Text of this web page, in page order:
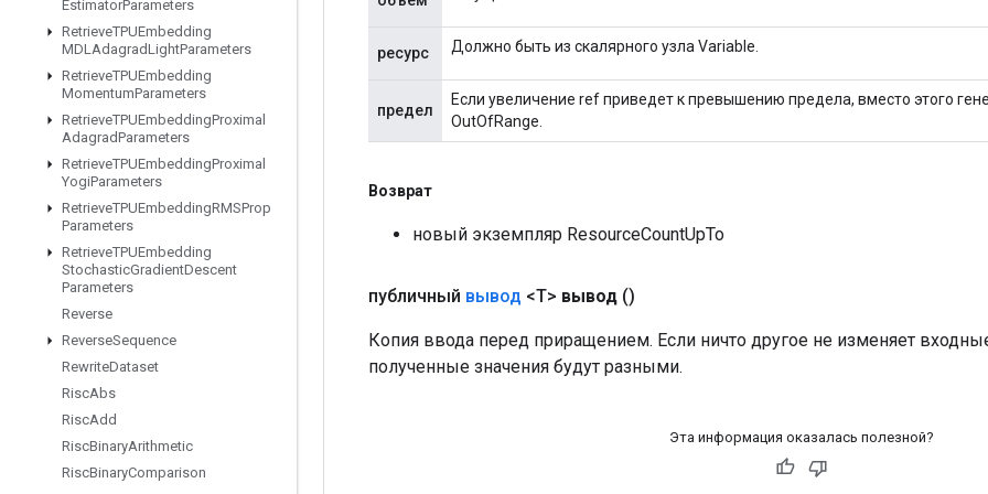
EstimatorParameters
RetrieveTPUEmbedding
MDLAdagradLightParameters
RetrieveTPUEmbedding
MomentumParameters
RetrieveTPUEmbeddingProximal
AdagradParameters
RetrieveTPUEmbeddingProximal
YogiParameters
RetrieveTPUEmbeddingRMSProp
Parameters
RetrieveTPUEmbedding
StochasticGradientDescent
Parameters
Reverse
ReverseSequence
RewriteDataset
RiscAbs
RiscAdd
RiscBinaryArithmetic
RiscBinaryComparison
ресурс Должно быть из скалярного узла Variable.
предел
Если увеличение ref приведет к превышению предела, вместо этого
OutOfRange.
Возврат
новый экземпляр ResourceCountUpTo
публичный вывод <T> вывод ()
Копия ввода перед приращением. Если ничто другое не изменяет
полученные значения будут разными.
Эта информация оказалась полезной?